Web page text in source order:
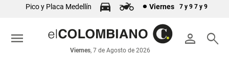
económicos
Colombia
Pico y Placa Medellín Viernes 7 y 9 7 y 9
person search
Viernes, 7 de Agosto de 2026
menu